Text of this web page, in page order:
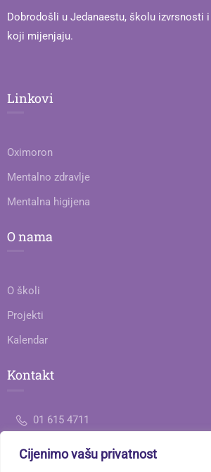
Cijenimo vašu privatnost
Dobrodošli u Jedanaestu, školu izvrsnosti
koji mijenjaju.
Linkovi
Oximoron
Mentalno zdravlje
Mentalna higijena
O nama
O školi
Projekti
Kalendar
Kontakt
01 615 4711
ured@gimnazija-jedanaesta-zg.skole.hr